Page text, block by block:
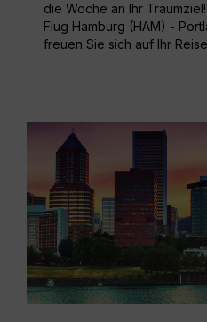
die Woche an Ihr
Flug Hamburg (HAM) -
freuen Sie sich auf Ihr